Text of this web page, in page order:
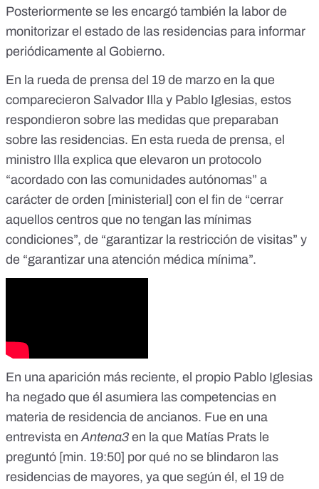
Posteriormente se les encargó también la labor de
monitorizar el estado de las residencias para informar
periódicamente al Gobierno.
En la rueda de prensa del 19 de marzo en la que
comparecieron Salvador Illa y Pablo Iglesias, estos
respondieron sobre las medidas que preparaban
sobre las residencias. En esta rueda de prensa, el
ministro Illa explica que elevaron un protocolo
“acordado con las comunidades autónomas” a
carácter de orden [ministerial] con el fin de “cerrar
aquellos centros que no tengan las mínimas
condiciones”, de “garantizar la restricción de visitas” y
de “garantizar una atención médica mínima”.
En una aparición más reciente, el propio Pablo Iglesias
ha negado que él asumiera las competencias en
materia de residencia de ancianos. Fue en una
entrevista enAntena3 en la que Matías Prats le
preguntó [min. 19:50] por qué no se blindaron las
residencias de mayores, ya que según él, el 19 de